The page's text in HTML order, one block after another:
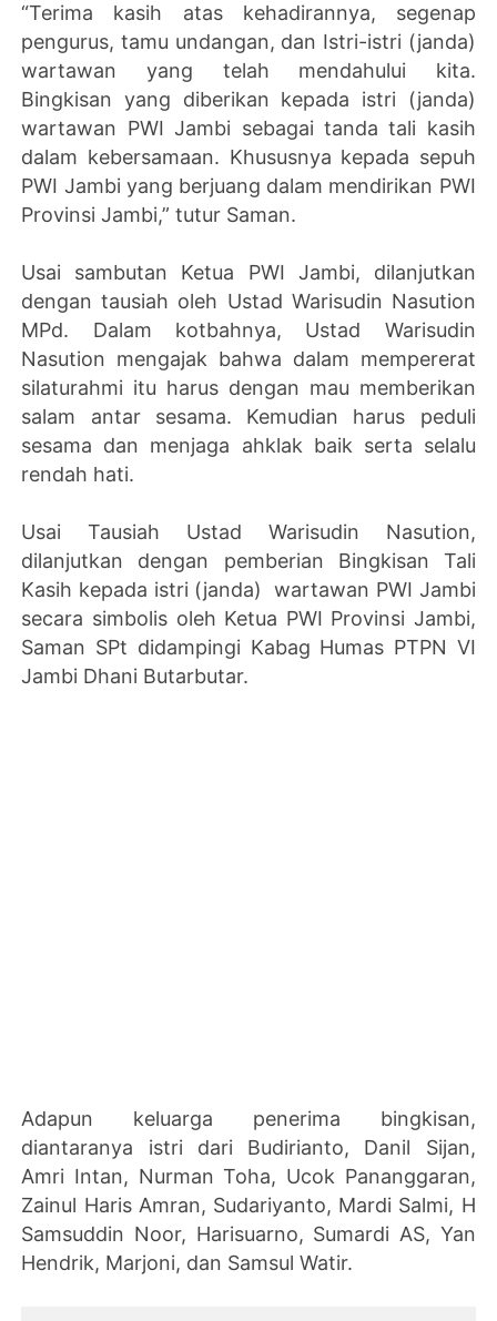
“Terima kasih atas kehadirannya, segenap
pengurus, tamu undangan, dan Istri-istri (janda)
wartawan yang telah mendahului kita.
Bingkisan yang diberikan kepada istri (janda)
wartawan PWI Jambi sebagai tanda tali kasih
dalam kebersamaan. Khususnya kepada sepuh
PWI Jambi yang berjuang dalam mendirikan PWI
Provinsi Jambi,” tutur Saman.
Usai sambutan Ketua PWI Jambi, dilanjutkan
dengan tausiah oleh Ustad Warisudin Nasution
MPd. Dalam kotbahnya, Ustad Warisudin
Nasution mengajak bahwa dalam mempererat
silaturahmi itu harus dengan mau memberikan
salam antar sesama. Kemudian harus peduli
sesama dan menjaga ahklak baik serta selalu
rendah hati.
Usai Tausiah Ustad Warisudin Nasution,
dilanjutkan dengan pemberian Bingkisan Tali
Kasih kepada istri (janda) wartawan PWI Jambi
secara simbolis oleh Ketua PWI Provinsi Jambi,
Saman SPt didampingi Kabag Humas PTPN VI
Jambi Dhani Butarbutar.
Adapun keluarga penerima bingkisan,
diantaranya istri dari Budirianto, Danil Sijan,
Amri Intan, Nurman Toha, Ucok Pananggaran,
Zainul Haris Amran, Sudariyanto, Mardi Salmi, H
Samsuddin Noor, Harisuarno, Sumardi AS, Yan
Hendrik, Marjoni, dan Samsul Watir.